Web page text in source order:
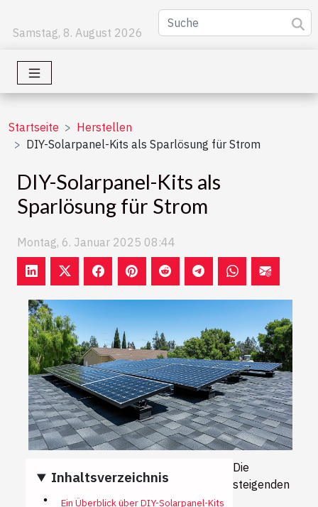
Samstag, 8. August 2026
Startseite
Herstellen
DIY-Solarpanel-Kits als Sparlösung für Strom
DIY-Solarpanel-Kits als
Sparlösung für Strom
Montag, 6. Januar 2025 08:44
Inhaltsverzeichnis
Ein Überblick über DIY-Solarpanel-Kits
Die
steigenden